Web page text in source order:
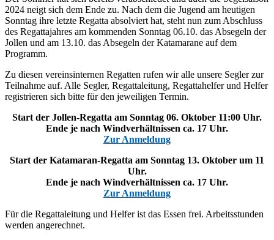
2024 neigt sich dem Ende zu. Nach dem die Jugend am heutigen
Sonntag ihre letzte Regatta absolviert hat, steht nun zum Abschluss
des Regattajahres am kommenden Sonntag 06.10. das Absegeln der
Jollen und am 13.10. das Absegeln der Katamarane auf dem
Programm.
Zu diesen vereinsinternen Regatten rufen wir alle unsere Segler zur
Teilnahme auf. Alle Segler, Regattaleitung, Regattahelfer und Helfer
registrieren sich bitte für den jeweiligen Termin.
Start der Jollen-Regatta am Sonntag 06. Oktober 11:00 Uhr.
Ende je nach Windverhältnissen ca. 17 Uhr.
Zur Anmeldung
Start der Katamaran-Regatta am Sonntag 13. Oktober um 11
Uhr.
Ende je nach Windverhältnissen ca. 17 Uhr.
Zur Anmeldung
Für die Regattaleitung und Helfer ist das Essen frei. Arbeitsstunden
werden angerechnet.